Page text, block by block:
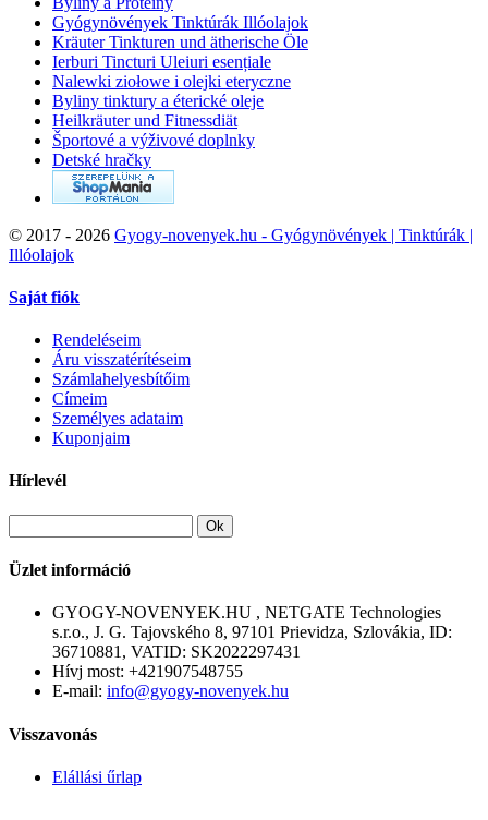
Gyógynövények Tinktúrák Illóolajok
Kräuter Tinkturen und ätherische Öle
Ierburi Tincturi Uleiuri esențiale
Nalewki ziołowe i olejki eteryczne
Byliny tinktury a éterické oleje
Heilkräuter und Fitnessdiät
Športové a výživové doplnky
Detské hračky
© 2017 - 2026 Gyogy-novenyek.hu - Gyógynövények | Tinktúrák |
Illóolajok
Saját fiók
Rendeléseim
Áru visszatérítéseim
Számlahelyesbítőim
Címeim
Személyes adataim
Kuponjaim
Hírlevél
Ok
Üzlet információ
GYOGY-NOVENYEK.HU , NETGATE Technologies
s.r.o., J. G. Tajovského 8, 97101 Prievidza, Szlovákia, ID:
36710881, VATID: SK2022297431
Hívj most: +421907548755
E-mail: info@gyogy-novenyek.hu
Visszavonás
Elállási űrlap